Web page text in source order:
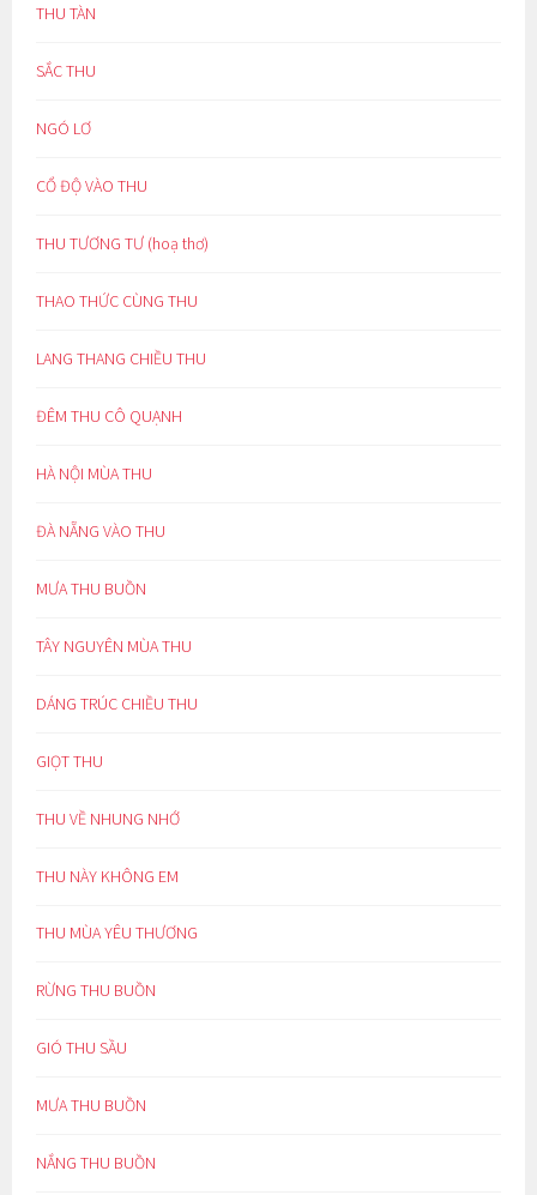
THU TÀN
SẮC THU
NGÓ LƠ
CỔ ĐỘ VÀO THU
THU TƯƠNG TƯ (hoạ thơ)
THAO THỨC CÙNG THU
LANG THANG CHIỀU THU
ĐÊM THU CÔ QUẠNH
HÀ NỘI MÙA THU
ĐÀ NẴNG VÀO THU
MƯA THU BUỒN
TÂY NGUYÊN MÙA THU
DÁNG TRÚC CHIỀU THU
GIỌT THU
THU VỀ NHUNG NHỚ
THU NÀY KHÔNG EM
THU MÙA YÊU THƯƠNG
RỪNG THU BUỒN
GIÓ THU SẦU
MƯA THU BUỒN
NẮNG THU BUỒN